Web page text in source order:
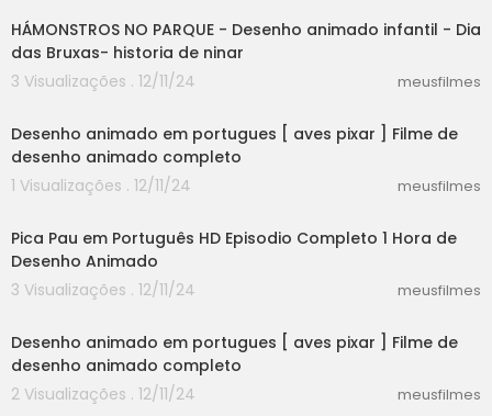
HÁMONSTROS NO PARQUE - Desenho animado infantil - Dia
das Bruxas- historia de ninar
3 Visualizações . 12/11/24
meusfilmes
Desenho animado em portugues [ aves pixar ] Filme de
desenho animado completo
1 Visualizações . 12/11/24
meusfilmes
Pica Pau em Português HD Episodio Completo 1 Hora de
Desenho Animado
3 Visualizações . 12/11/24
meusfilmes
Desenho animado em portugues [ aves pixar ] Filme de
desenho animado completo
2 Visualizações . 12/11/24
meusfilmes